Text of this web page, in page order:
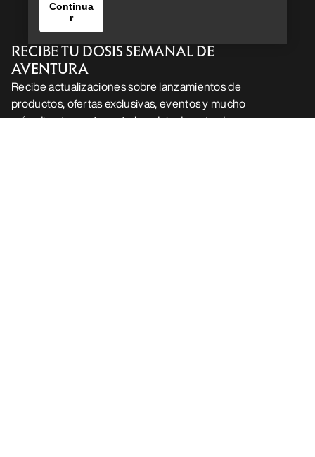
Help
RECIBE TU DOSIS SEMANAL DE
AVENTURA
Recibe actualizaciones sobre lanzamientos de
productos, ofertas exclusivas, eventos y mucho
más, directamente en tu bandeja de entrada.
Continua
r